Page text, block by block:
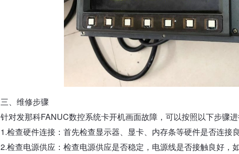
三、维修步骤
针对发那科FANUC数控系统卡开机画面故障，可以按照以下步骤进
1.检查硬件连接：首先检查显示器、显卡、内存条等硬件是否连接
2.检查电源供应：检查电源供应是否稳定，电源线是否接触良好，